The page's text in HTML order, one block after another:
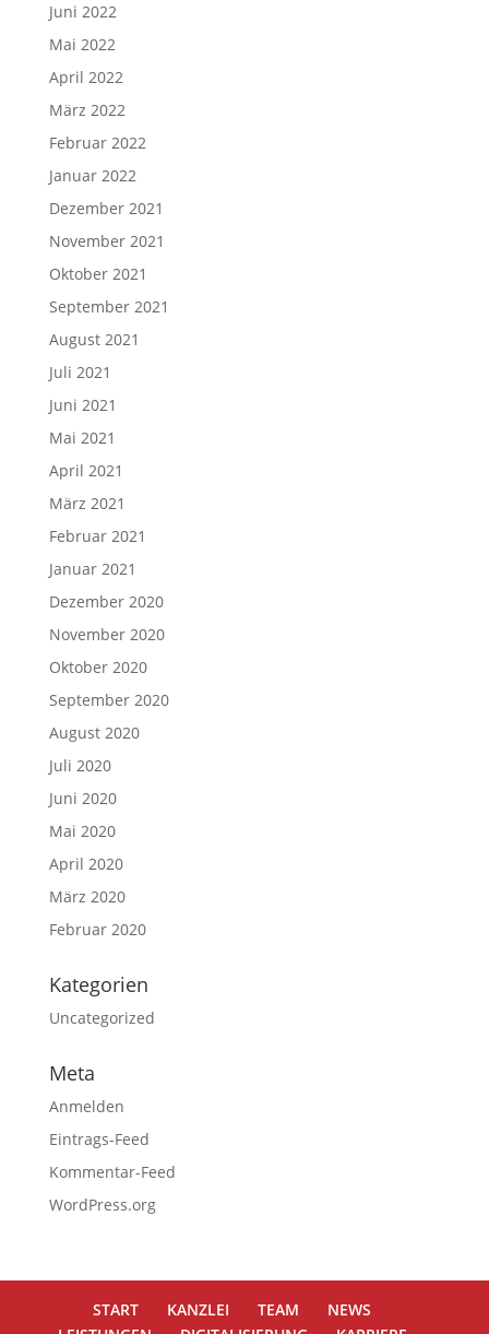
Juni 2022
Mai 2022
April 2022
März 2022
Februar 2022
Januar 2022
Dezember 2021
November 2021
Oktober 2021
September 2021
August 2021
Juli 2021
Juni 2021
Mai 2021
April 2021
März 2021
Februar 2021
Januar 2021
Dezember 2020
November 2020
Oktober 2020
September 2020
August 2020
Juli 2020
Juni 2020
Mai 2020
April 2020
März 2020
Februar 2020
Kategorien
Uncategorized
Meta
Anmelden
Eintrags-Feed
Kommentar-Feed
WordPress.org
START KANZLEI TEAM
NEWS